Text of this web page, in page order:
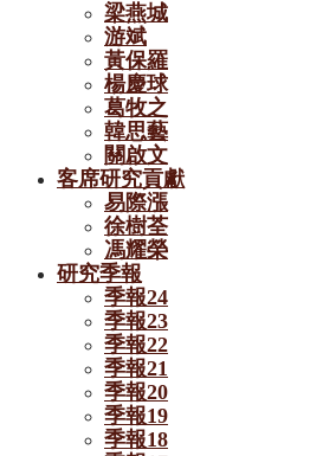
梁燕城
游斌
黃保羅
楊慶球
葛牧之
韓思藝
關啟文
客席研究貢獻
易際漲
徐樹荃
馮耀榮
研究季報
季報24
季報23
季報22
季報21
季報20
季報19
季報18